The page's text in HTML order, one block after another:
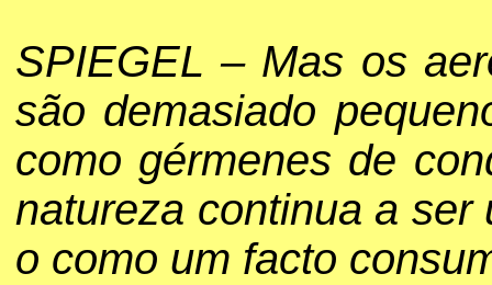
SPIEGEL – Mas os
são demasiado
como gérmenes de
natureza continua a
o como um facto